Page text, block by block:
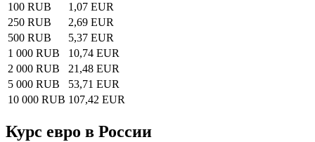
100 RUB
1,07 EUR
250 RUB
2,69 EUR
500 RUB
5,37 EUR
1 000 RUB
10,74 EUR
2 000 RUB
21,48 EUR
5 000 RUB
53,71 EUR
10 000 RUB 107,42 EUR
Курс евро в России